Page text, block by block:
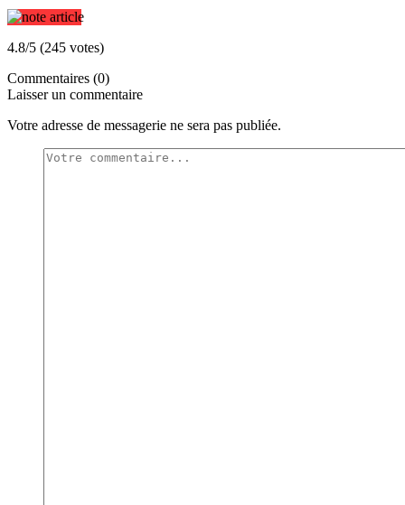
4.8/5 (245 votes)
Commentaires (0)
Laisser un commentaire
Votre adresse de messagerie ne sera pas publiée.